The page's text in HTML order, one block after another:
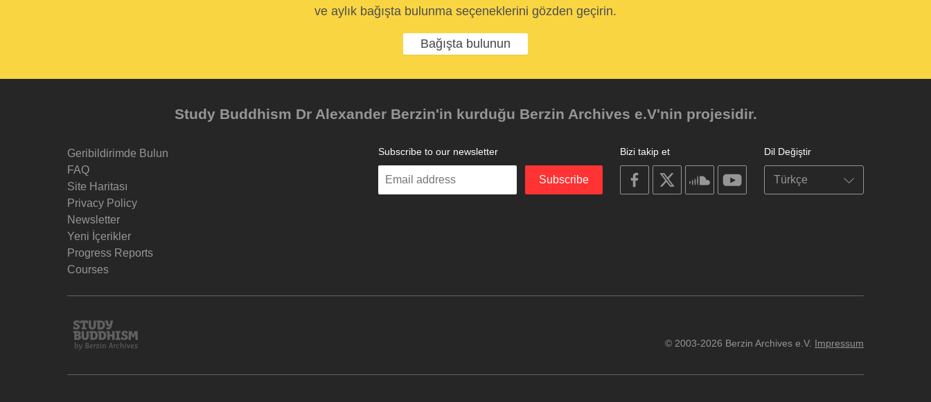
ve aylık bağışta bulunma seçeneklerini gözden geçirin.
Bağışta bulunun
Study Buddhism Dr Alexander Berzin'in kurduğu Berzin Archives e.V'nin projesidir.
Geribildirimde Bulun
FAQ
Site Haritası
Privacy Policy
Newsletter
Yeni İçerikler
Progress Reports
Courses
Dil Değiştir
Bizi takip et
on
facebook
soundcloudyoutube
Subscribe to our newsletter
Enter
Subscribe
Study
Buddhism
© 2003-2026 Berzin Archives e.V. Impressum